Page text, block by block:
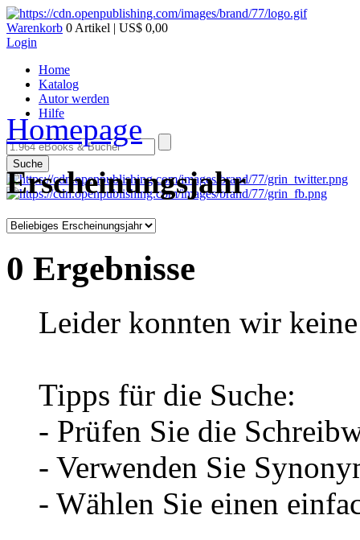
Warenkorb 0 Artikel | US$ 0,00
Login
Home
Katalog
Autor werden
Hilfe
Suche
Homepage
Erscheinungsjahr
0 Ergebnisse
Leider konnten wir
Tipps für die Suche:
- Prüfen Sie die
- Verwenden Sie
- Wählen Sie einen